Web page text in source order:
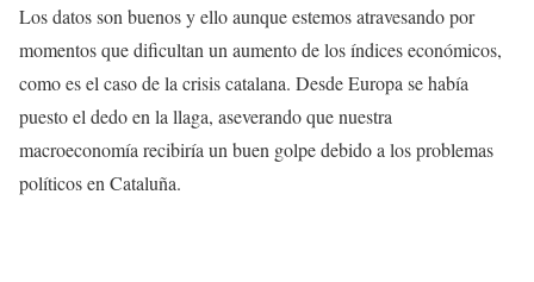
Los datos son buenos y ello aunque estemos atravesando por
momentos que dificultan un aumento de los índices económicos,
como es el caso de la crisis catalana. Desde Europa se había
puesto el dedo en la llaga, aseverando que nuestra
macroeconomía recibiría un buen golpe debido a los problemas
políticos en Cataluña.